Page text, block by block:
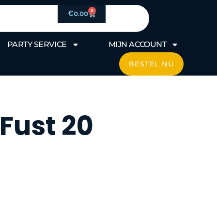
€0.00 0
Winkelwagen
PARTY SERVICE MIJN ACCOUNT
BESTEL NU
20